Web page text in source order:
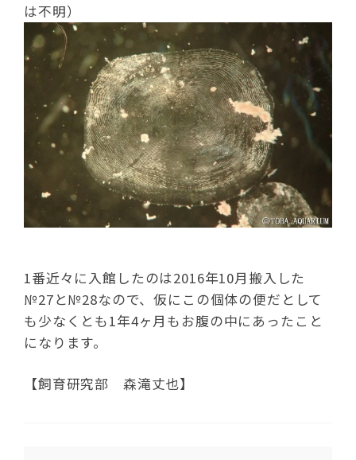
は不明）
1番近々に入館したのは2016年10月搬入した
№27と№28なので、仮にこの個体の便だとして
も少なくとも1年4ヶ月もお腹の中にあったこと
になります。
【飼育研究部 森滝丈也】